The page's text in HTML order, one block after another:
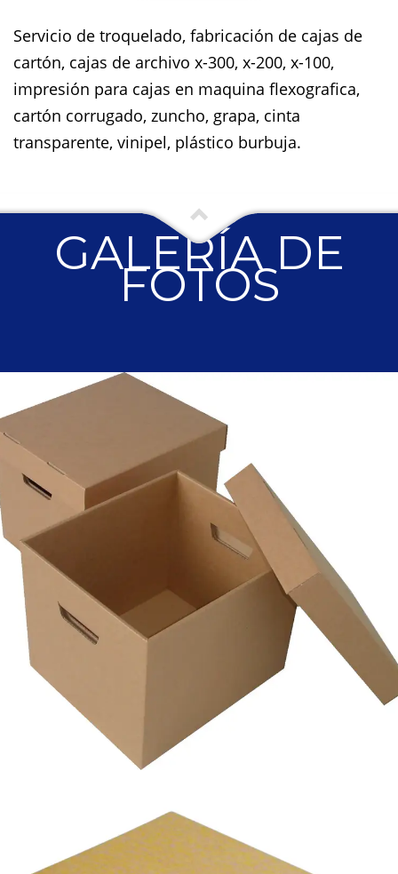
Servicio de troquelado, fabricación de cajas de
cartón, cajas de archivo x-300, x-200, x-100,
impresión para cajas en maquina flexografica,
cartón corrugado, zuncho, grapa, cinta
transparente, vinipel, plástico burbuja.
GALERÍA DE
FOTOS